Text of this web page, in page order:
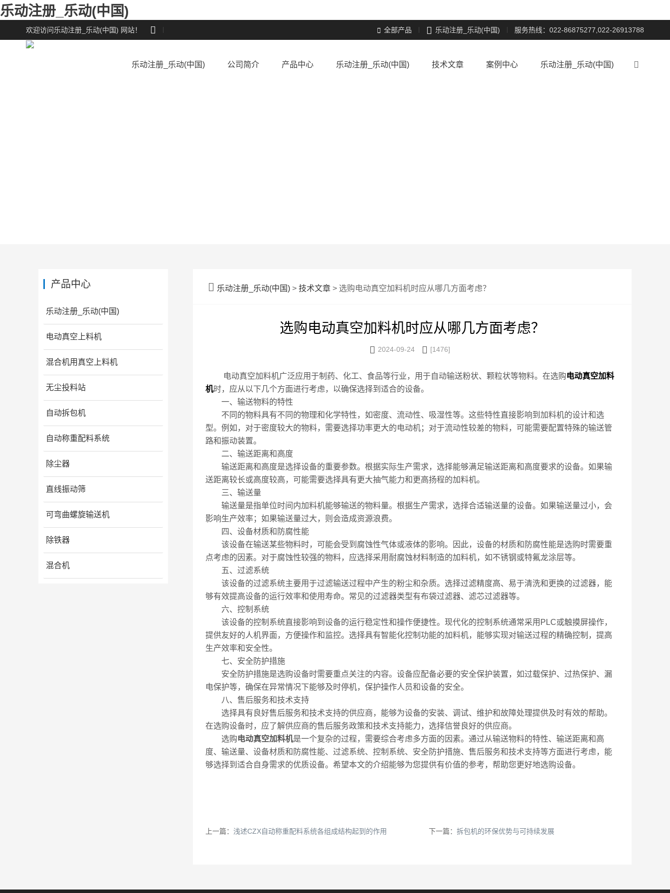
乐动注册_乐动(中国)
欢迎访问乐动注册_乐动(中国) 网站！   全部产品  乐动注册_乐动(中国) 服务热线：022-86875277,022-26913788

乐动注册_乐动(中国) 公司简介 产品中心 乐动注册_乐动(中国) 技术文章 案例中心 乐动注册_乐动(中国)
 乐动注册_乐动(中国) > 技术文章 > 选购电动真空加料机时应从哪几方面考虑？
选购电动真空加料机时应从哪几方面考虑？
 2024-09-24  [1476]
电动真空加料机广泛应用于制药、化工、食品等行业，用于自动输送粉状、颗粒状等物料。在选购电动真空加料
机时，应从以下几个方面进行考虑，以确保选择到适合的设备。
一、输送物料的特性
不同的物料具有不同的物理和化学特性，如密度、流动性、吸湿性等。这些特性直接影响到加料机的设计和选
型。例如，对于密度较大的物料，需要选择功率更大的电动机；对于流动性较差的物料，可能需要配置特殊的输送管
路和振动装置。
二、输送距离和高度
输送距离和高度是选择设备的重要参数。根据实际生产需求，选择能够满足输送距离和高度要求的设备。如果输
送距离较长或高度较高，可能需要选择具有更大抽气能力和更高扬程的加料机。
三、输送量
输送量是指单位时间内加料机能够输送的物料量。根据生产需求，选择合适输送量的设备。如果输送量过小，会
影响生产效率；如果输送量过大，则会造成资源浪费。
四、设备材质和防腐性能
该设备在输送某些物料时，可能会受到腐蚀性气体或液体的影响。因此，设备的材质和防腐性能是选购时需要重
点考虑的因素。对于腐蚀性较强的物料，应选择采用耐腐蚀材料制造的加料机，如不锈钢或特氟龙涂层等。
五、过滤系统
该设备的过滤系统主要用于过滤输送过程中产生的粉尘和杂质。选择过滤精度高、易于清洗和更换的过滤器，能
够有效提高设备的运行效率和使用寿命。常见的过滤器类型有布袋过滤器、滤芯过滤器等。
六、控制系统
该设备的控制系统直接影响到设备的运行稳定性和操作便捷性。现代化的控制系统通常采用PLC或触摸屏操作，
提供友好的人机界面，方便操作和监控。选择具有智能化控制功能的加料机，能够实现对输送过程的精确控制，提高
生产效率和安全性。
七、安全防护措施
安全防护措施是选购设备时需要重点关注的内容。设备应配备必要的安全保护装置，如过载保护、过热保护、漏
电保护等，确保在异常情况下能够及时停机，保护操作人员和设备的安全。
八、售后服务和技术支持
选择具有良好售后服务和技术支持的供应商，能够为设备的安装、调试、维护和故障处理提供及时有效的帮助。
在选购设备时，应了解供应商的售后服务政策和技术支持能力，选择信誉良好的供应商。
选购电动真空加料机是一个复杂的过程，需要综合考虑多方面的因素。通过从输送物料的特性、输送距离和高
度、输送量、设备材质和防腐性能、过滤系统、控制系统、安全防护措施、售后服务和技术支持等方面进行考虑，能
够选择到适合自身需求的优质设备。希望本文的介绍能够为您提供有价值的参考，帮助您更好地选购设备。
上一篇： 浅述CZX自动称重配料系统各组成结构起到的作用 下一篇：拆包机的环保优势与可持续发展
产品中心
乐动注册_乐动(中国)
电动真空上料机
混合机用真空上料机
无尘投料站
自动拆包机
自动称重配料系统
除尘器
直线振动筛
可弯曲螺旋输送机
除铁器
混合机